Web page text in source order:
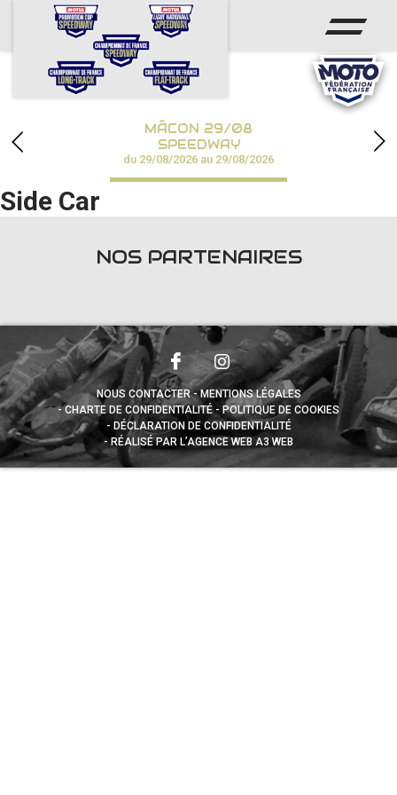
ACCUEIL
CALENDRIER
CHAMPIONNATS
RÉSULTATS
SPEEDWAY ACADÉMIE
PHOTOS / VIDÉOS
MÂCON 29/08
SPEEDWAY
du 29/08/2026 au 29/08/2026
Side Car
NOS PARTENAIRES
NOUS CONTACTER
MENTIONS LÉGALES
CHARTE DE CONFIDENTIALITÉ
POLITIQUE DE COOKIES
DÉCLARATION DE CONFIDENTIALITÉ
RÉALISÉ PAR L’AGENCE WEB A3 WEB